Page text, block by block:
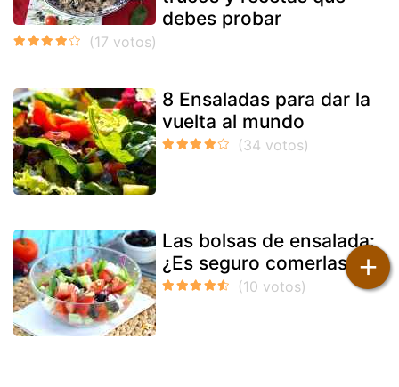
debes probar
8 Ensaladas para dar la
vuelta al mundo
Las bolsas de ensalada:
¿Es seguro comerlas? +